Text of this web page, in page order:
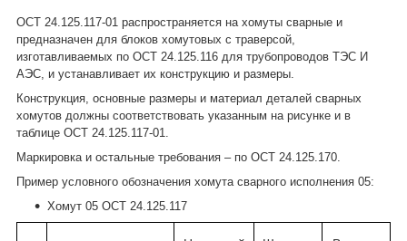
ОСТ 24.125.117-01 распространяется на хомуты сварные и
предназначен для блоков хомутовых с траверсой,
изготавливаемых по ОСТ 24.125.116 для трубопроводов ТЭС И
АЭС, и устанавливает их конструкцию и размеры.
Конструкция, основные размеры и материал деталей сварных
хомутов должны соответствовать указанным на рисунке и в
таблице ОСТ 24.125.117-01.
Маркировка и остальные требования – по ОСТ 24.125.170.
Пример условного обозначения хомута сварного исполнения 05:
Хомут 05 ОСТ 24.125.117